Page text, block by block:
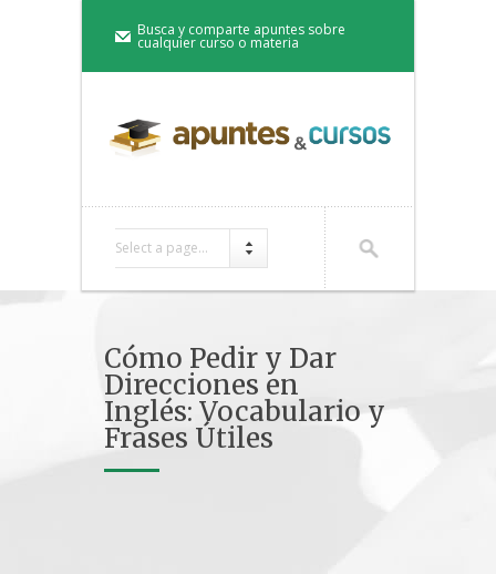
Busca y comparte apuntes sobre
cualquier curso o materia
Select a page...
Cómo Pedir y Dar
Direcciones en
Inglés: Vocabulario y
Frases Útiles